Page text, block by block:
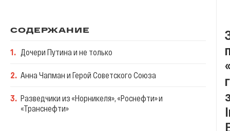
СОДЕРЖАНИЕ
1. Дочери Путина и не только
2. Анна Чапман и Герой Советского Союза
3. Разведчики из «Норникеля», «Роснефти» и
«Транснефти»